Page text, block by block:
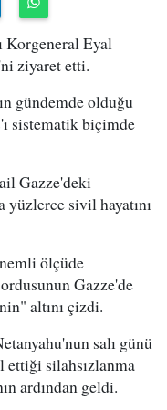
Korgeneral Eyal
ziyaret etti.
gündemde olduğu
sistematik biçimde
Gazze'deki
yüzlerce sivil hayatını
ölçüde
Gazze'de
altını çizdi.
salı günü
ettiği silahsızlanma
ardından geldi.